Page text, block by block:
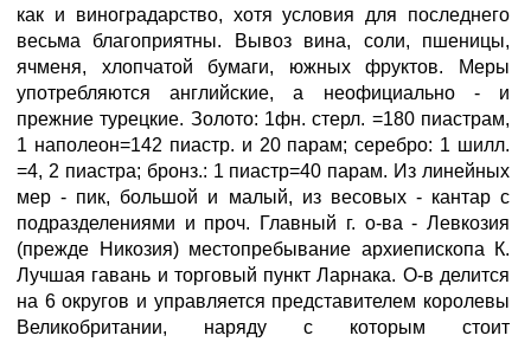
как и виноградарство, хотя условия для последнего
весьма благоприятны. Вывоз вина, соли, пшеницы,
ячменя, хлопчатой бумаги, южных фруктов. Меры
употребляются английские, а неофициально - и
прежние турецкие. Золото: 1фн. стерл. =180 пиастрам,
1 наполеон=142 пиастр. и 20 парам; серебро: 1 шилл.
=4, 2 пиастра; бронз.: 1 пиастр=40 парам. Из линейных
мер - пик, большой и малый, из весовых - кантар с
подразделениями и проч. Главный г. о-ва - Левкозия
(прежде Никозия) местопребывание архиепископа К.
Лучшая гавань и торговый пункт Ларнака. О-в делится
на 6 округов и управляется представителем королевы
Великобритании, наряду с которым стоит